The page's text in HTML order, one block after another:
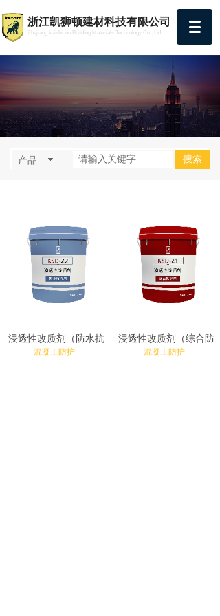
Zhejiang kaishidun Building Materials Technology Co., Ltd
浙江凯狮顿建材科技有限公司
产品 搜索
浸透性改质剂（防水抗
混凝土防护
浸透性改质剂（综合防
混凝土防护